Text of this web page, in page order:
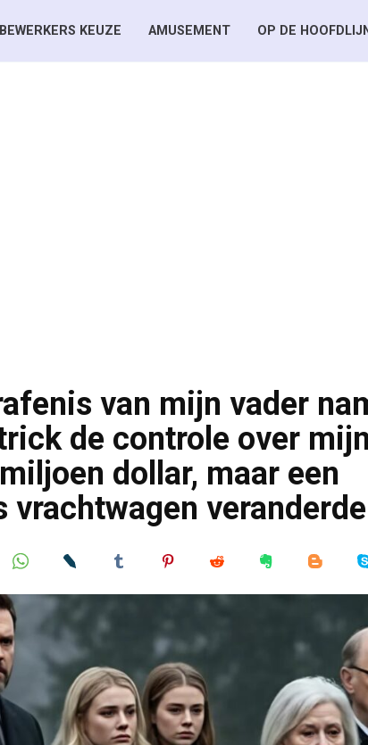
BEWERKERS KEUZE AMUSEMENT OP DE HOOFDLIJN
van mijn vader
de controle over
dollar, maar een
vrachtwagen